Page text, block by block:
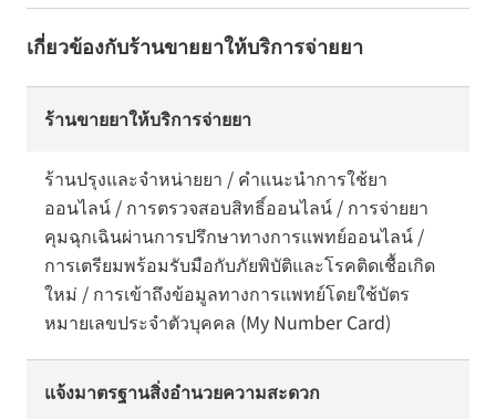
เกี่ยวข้องกับร้านขายยาให้บริการจ่ายยา
ร้านขายยาให้บริการจ่ายยา
ร้านปรุงและจำหน่ายยา / คำแนะนำการใช้ยา
ออนไลน์ / การตรวจสอบสิทธิ์ออนไลน์ / การจ่ายยา
คุมฉุกเฉินผ่านการปรึกษาทางการแพทย์ออนไลน์ /
การเตรียมพร้อมรับมือกับภัยพิบัติและโรคติดเชื้อเกิด
ใหม่ / การเข้าถึงข้อมูลทางการแพทย์โดยใช้บัตร
หมายเลขประจำตัวบุคคล (My Number Card)
แจ้งมาตรฐานสิ่งอำนวยความสะดวก